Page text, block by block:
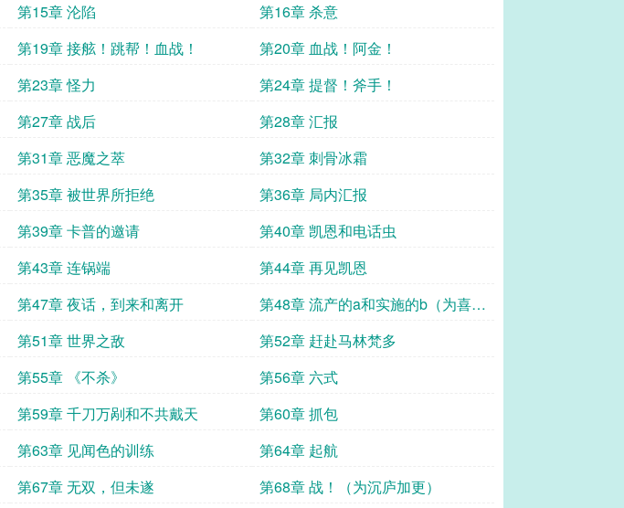
第15章 沦陷
第16章 杀意
第19章 接舷！跳帮！血战！
第20章 血战！阿金！
第23章 怪力
第24章 提督！斧手！
第27章 战后
第28章 汇报
第31章 恶魔之萃
第32章 刺骨冰霜
第35章 被世界所拒绝
第36章 局内汇报
第39章 卡普的邀请
第40章 凯恩和电话虫
第43章 连锅端
第44章 再见凯恩
第47章 夜话，到来和离开
第48章 流产的a和实施的b（为喜欢
黑宝石的熊拓海加更）
第51章 世界之敌
第52章 赶赴马林梵多
第55章 《不杀》
第56章 六式
第59章 千刀万剐和不共戴天
第60章 抓包
第63章 见闻色的训练
第64章 起航
第67章 无双，但未遂
第68章 战！（为沉庐加更）